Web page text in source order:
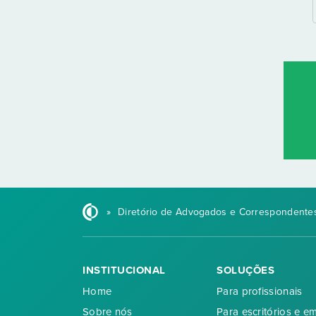
» Diretório de Advogados e
INSTITUCIONAL
Home
Sobre nós
SOLUÇÕES
Para profissionais
Para escritórios e